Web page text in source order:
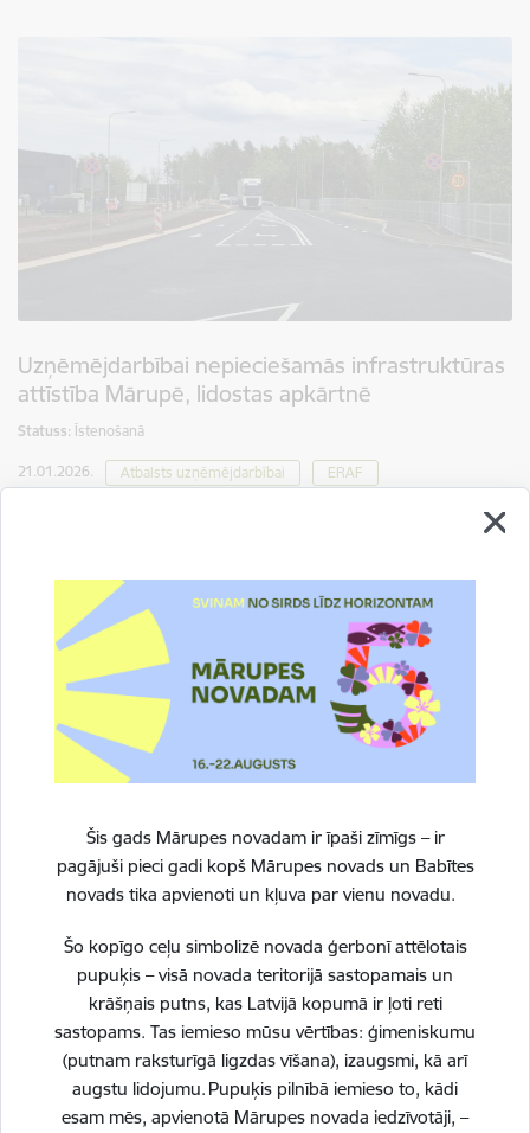
Šis gads Mārupes novadam ir īpaši zīmīgs – ir
pagājuši pieci gadi kopš Mārupes novads un Babītes
novads tika apvienoti un kļuva par vienu novadu.
Šo kopīgo ceļu simbolizē novada ģerbonī attēlotais
pupuķis – visā novada teritorijā sastopamais un
krāšņais putns, kas Latvijā kopumā ir ļoti reti
sastopams. Tas iemieso mūsu vērtības: ģimeniskumu
(putnam raksturīgā ligzdas vīšana), izaugsmi, kā arī
augstu lidojumu. Pupuķis pilnībā iemieso to, kādi
esam mēs, apvienotā Mārupes novada iedzīvotāji, –
Uzņēmējdarbībai nepieciešamās infrastruktūras
attīstība Mārupē, lidostas apkārtnē
Statuss: Īstenošanā
21.01.2026. Atbalsts uzņēmējdarbībai ERAF
veikta autoceļa C-19 pārbūve posmā no V16 līdz Dzirnieku
ielai. Projekts…
Gājēju – veloceļa izbūve, būvniecības ieceres
dokumentācijas izstrāde Lielajā ielā no Valsts
reģionālā autoceļa P132 (Rīga – Jaunmārupe) līdz
Valsts vietējam autoceļam V15 (Rīgas robeža –
Silnieki – Puķulejas), Mārupē